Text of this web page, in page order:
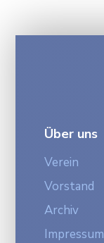
Über uns
Verein
Vorstand
Archiv
Impressum